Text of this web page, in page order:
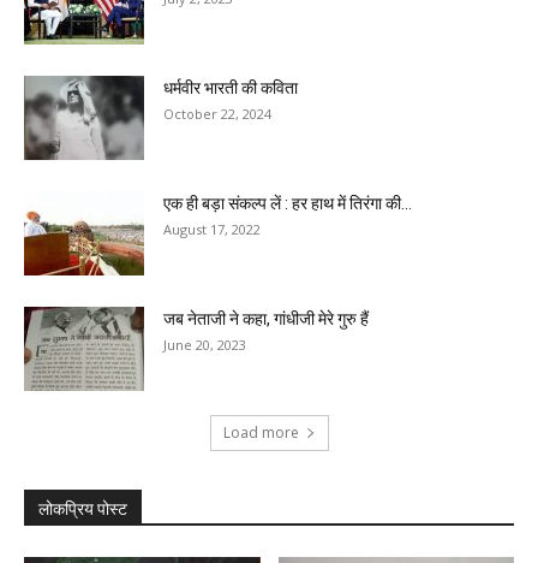
धर्मवीर भारती की कविता
October 22, 2024
एक ही बड़ा संकल्प लें : हर हाथ में तिरंगा की...
August 17, 2022
जब नेताजी ने कहा, गांधीजी मेरे गुरु हैं
June 20, 2023
Load more
लोकप्रिय पोस्ट